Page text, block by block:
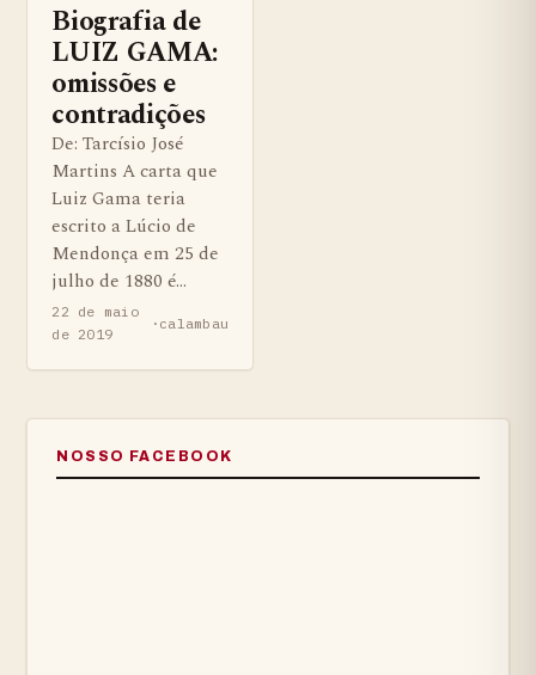
ARTIGOS
Biografia de
LUIZ GAMA:
omissões e
contradições
De: Tarcísio José
Martins A carta que
Luiz Gama teria
escrito a Lúcio de
Mendonça em 25 de
julho de 1880 é…
22 de maio
de 2019
· calambau
NOSSO FACEBOOK